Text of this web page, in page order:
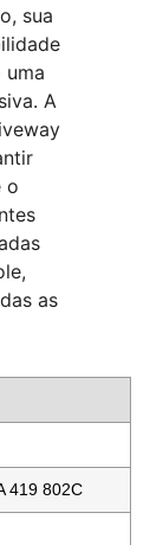
sua
A
o
as
419 802C